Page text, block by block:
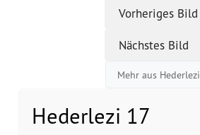
Standorte
Vorheriges Bild
Nächstes Bild
Mehr aus Hederlezi
Hederlezi 17